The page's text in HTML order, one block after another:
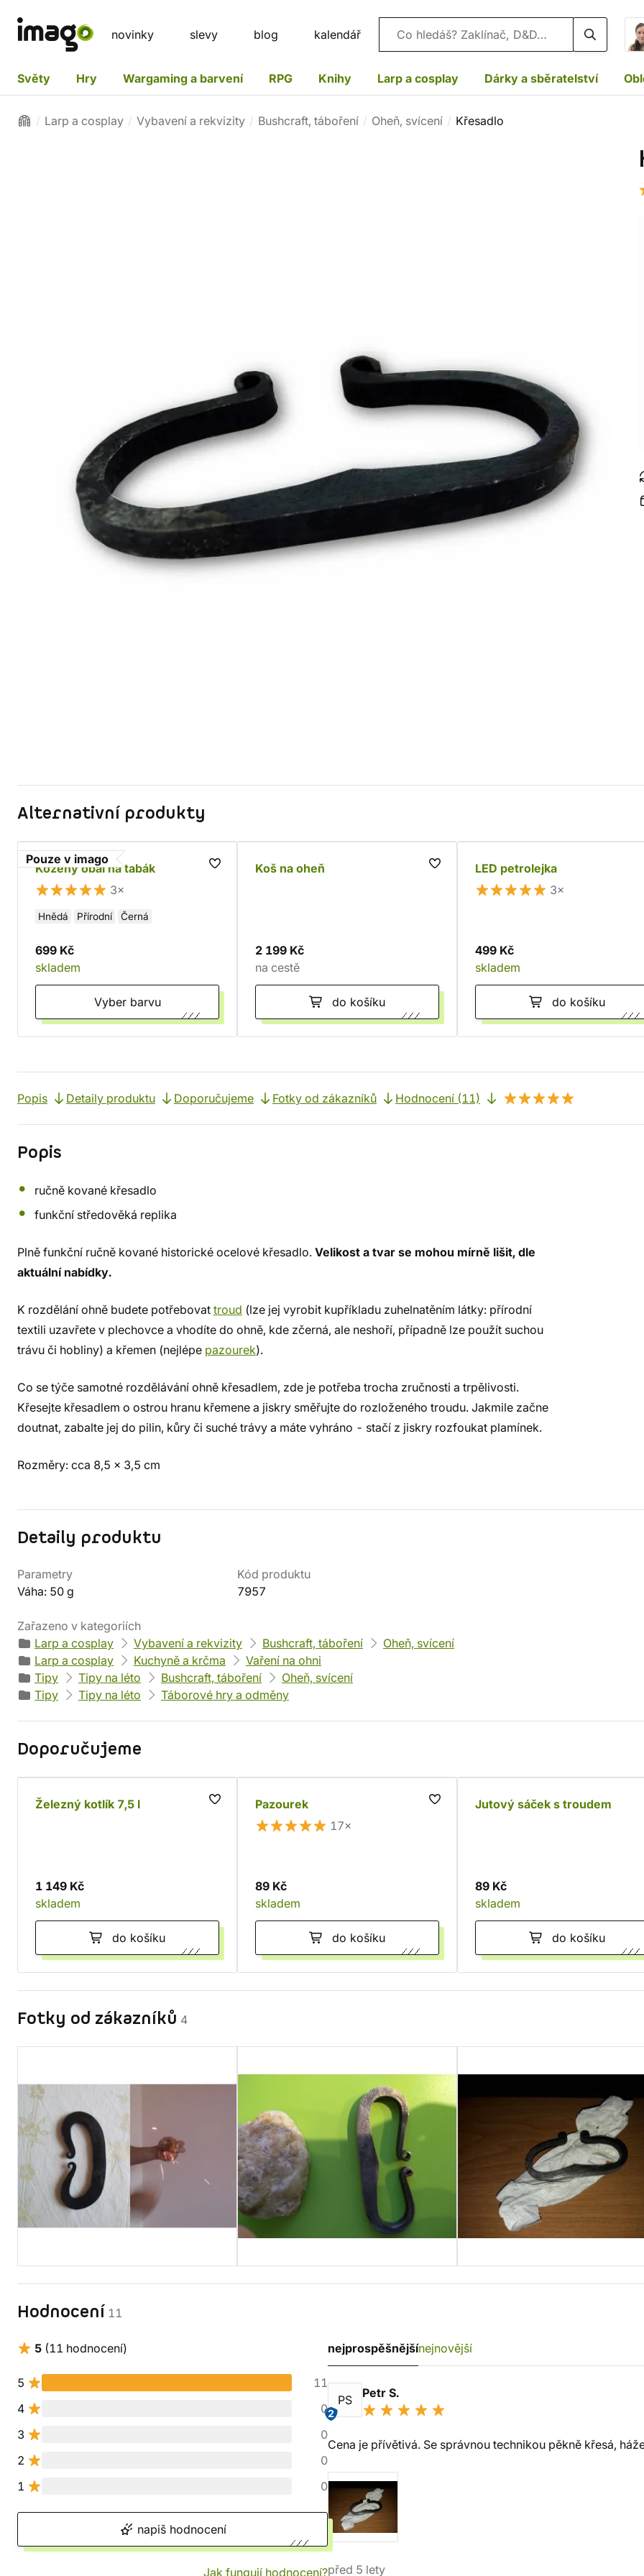
novinky slevy blog kalendář Vyhledávání
Světy Hry Wargaming a barvení RPG Knihy Larp a cosplay Dárky a sběratelství
Larp a cosplay Vybavení a rekvizity Bushcraft, táboření Oheň, svícení Křesadlo
Alternativní produkty
Pouze v imago
Kožený obal na tabák
3×
Hnědá Přírodní Černá
699 Kč
skladem
Vyber barvu
Koš na oheň
2 199 Kč
na cestě
do košíku
LED petrolejka
3×
499 Kč
skladem
do košíku
Popis Detaily produktu Doporučujeme Fotky od zákazníků Hodnocení (11)
Popis
ručně kované křesadlo
funkční středověká replika
Plně funkční ručně kované historické ocelové křesadlo. Velikost a tvar se mohou mírně lišit, dle
aktuální nabídky.
K rozdělání ohně budete potřebovat troud (lze jej vyrobit kupříkladu zuhelnatěním látky: přírodní
textili uzavřete v plechovce a vhodíte do ohně, kde zčerná, ale neshoří, případně lze použít suchou
trávu či hobliny) a křemen (nejlépe pazourek).
Co se týče samotné rozdělávání ohně křesadlem, zde je potřeba trocha zručnosti a trpělivosti.
Křesejte křesadlem o ostrou hranu křemene a jiskry směřujte do rozloženého troudu. Jakmile začne
doutnat, zabalte jej do pilin, kůry či suché trávy a máte vyhráno - stačí z jiskry rozfoukat plamínek.
Rozměry: cca 8,5 x 3,5 cm
Detaily produktu
Parametry
Váha: 50 g
Kód produktu
7957
Zařazeno v kategoriích
Larp a cosplay
Vybavení a rekvizity Bushcraft, táboření
Oheň, svícení
Larp a cosplay
Kuchyně a krčma
Vaření na ohni
Tipy
Tipy na léto Bushcraft, táboření
Oheň, svícení
Tipy
Tipy na léto Táborové hry a odměny
Doporučujeme
Železný kotlík 7,5 l
1 149 Kč
skladem
do košíku
Pazourek
17×
89 Kč
skladem
do košíku
Jutový sáček s troudem
89 Kč
skladem
do košíku
Fotky od zákazníků 4
Hodnocení 11
5 (11 hodnocení)
5
11
4
0
3
0
2
0
1
0
napiš hodnocení
Jak fungují hodnocení?
nejprospěšnějšínejnovější
PS
2
Petr S.
Cena je přívětivá. Se správnou technikou pěkně křesá,
před 5 lety